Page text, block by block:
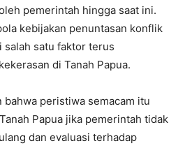
pemerintah hingga saat ini.
kebijakan penuntasan konflik
satu faktor terus
di Tanah Papua.
bahwa peristiwa semacam itu
Papua jika pemerintah tidak
dan evaluasi terhadap